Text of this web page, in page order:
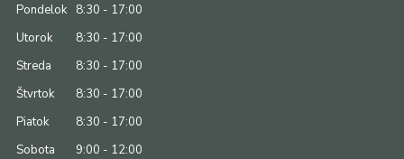
Pondelok
8:30 - 17:00
Utorok
8:30 - 17:00
Streda
8:30 - 17:00
Štvrtok
8:30 - 17:00
Piatok
8:30 - 17:00
Sobota
9:00 - 12:00